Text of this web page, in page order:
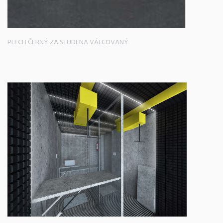
PLECH ČERNÝ ZA STUDENA VÁLCOVANÝ